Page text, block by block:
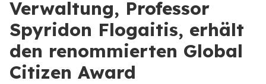
Verwaltung, Professor
Spyridon Flogaitis, erhält
den renommierten Global
Citizen Award